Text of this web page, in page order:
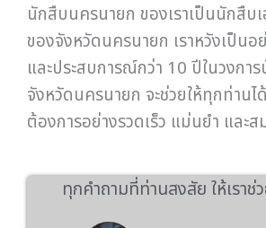
นักสืบนครนายก ของเราเป็นนักสืบ
ของจังหวัดนครนายก เราหวังเป็นอ
และประสบการณ์กว่า 10 ปีในวงกา
จังหวัดนครนายก จะช่วยให้ทุกท่านไ
ต้องการอย่างรวดเร็ว แม่นยำ และ
ทุกคำถามที่ท่านสงสัย ให้เราช่